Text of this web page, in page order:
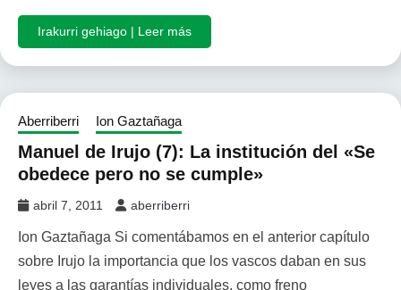
Irakurri gehiago | Leer más
Aberriberri Ion Gaztañaga
Manuel de Irujo (7): La institución del «Se
obedece pero no se cumple»
abril 7, 2011 aberriberri
Ion Gaztañaga Si comentábamos en el anterior capítulo
sobre Irujo la importancia que los vascos daban en sus
leyes a las garantías individuales, como freno